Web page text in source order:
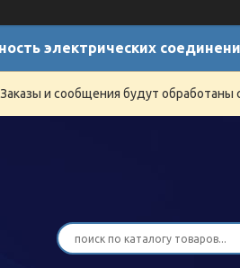
электрических
и сообщения будут